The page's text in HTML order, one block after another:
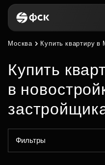
Москва Купить квартиру в
Купить
в
Фильтры